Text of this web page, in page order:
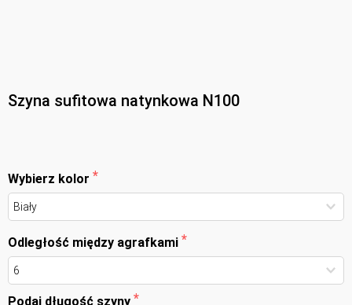
Szyna sufitowa natynkowa N100
Wybierz kolor
Odległość między agrafkami
Podaj długość szyny